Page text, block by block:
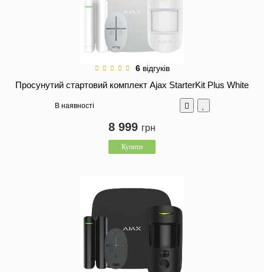
6 відгуків
Просунутий стартовий комплект Ajax StarterKit Plus White
В наявності
8 999 грн
Купити